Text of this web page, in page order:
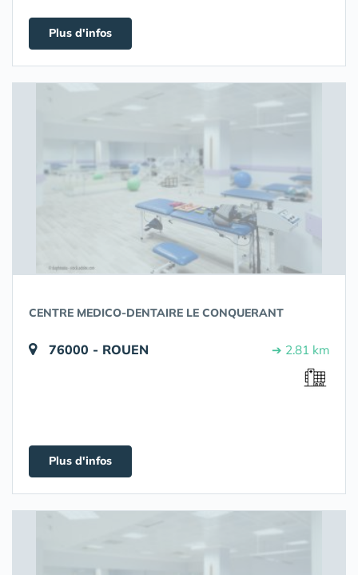
Plus d'infos
CENTRE MEDICO-DENTAIRE LE CONQUERANT
76000 - ROUEN ➔ 2.81 km
Plus d'infos